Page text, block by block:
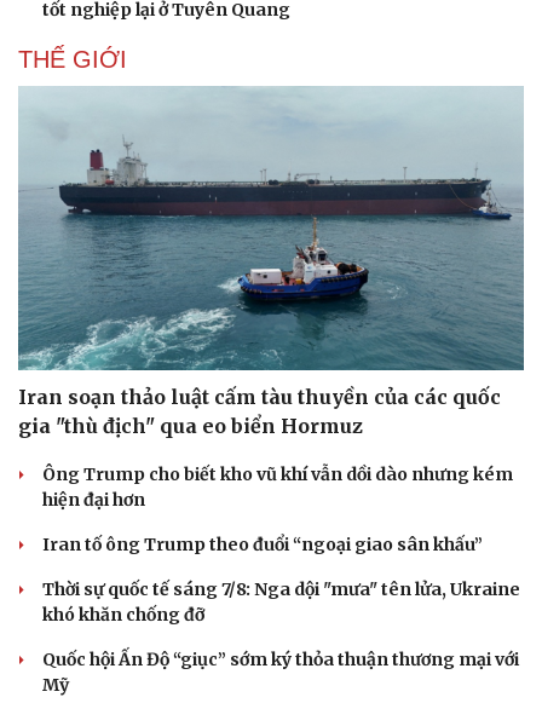
Tư vấn
Săn Tour
check-in
Câu chuyện thời sự
Đọc truyện đêm khuya
Hạt giống tâm hồn
tốt nghiệp lại ở Tuyên Quang
THẾ GIỚI
Iran soạn thảo luật cấm tàu thuyền của các quốc
gia "thù địch" qua eo biển Hormuz
Ông Trump cho biết kho vũ khí vẫn dồi dào nhưng kém
hiện đại hơn
Iran tố ông Trump theo đuổi “ngoại giao sân khấu”
Thời sự quốc tế sáng 7/8: Nga dội "mưa" tên lửa, Ukraine
khó khăn chống đỡ
Quốc hội Ấn Độ “giục” sớm ký thỏa thuận thương mại với
Mỹ